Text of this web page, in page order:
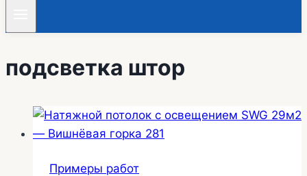
подсветка штор
Примеры работ